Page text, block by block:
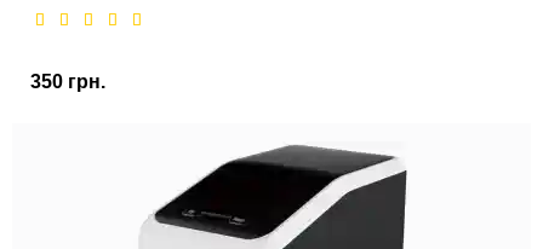
350 грн.